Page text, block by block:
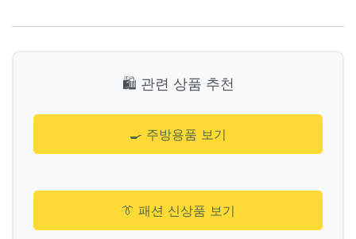
🛍️ 관련 상품 추천
🍳 주방용품 보기
👔 패션 신상품 보기